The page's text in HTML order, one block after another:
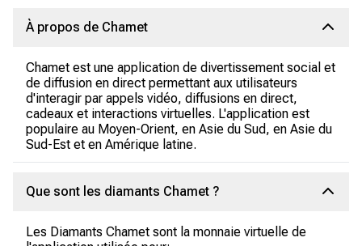
À propos de Chamet
Chamet est une application de divertissement social et
de diffusion en direct permettant aux utilisateurs
d'interagir par appels vidéo, diffusions en direct,
cadeaux et interactions virtuelles. L'application est
populaire au Moyen-Orient, en Asie du Sud, en Asie du
Sud-Est et en Amérique latine.
Que sont les diamants Chamet ?
Les Diamants Chamet sont la monnaie virtuelle de